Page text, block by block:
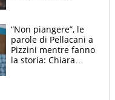
Soulè e Osorio nel
mirino
“Non piangere”, le
parole di Pellacani a
Pizzini mentre fanno
la storia: Chiara